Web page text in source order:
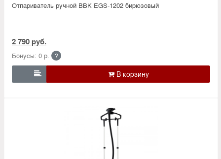
Отпариватель ручной BBK EGS-1202 бирюзовый
2 790 руб.
Бонусы: 0 р. ?
